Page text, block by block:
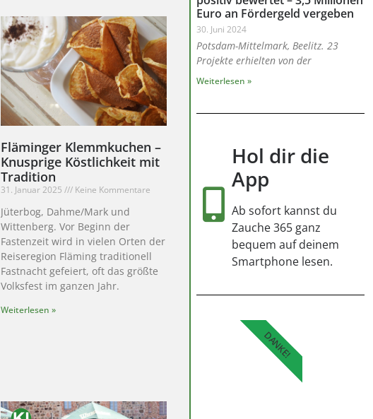
Fläminger Klemmkuchen –
Knusprige Köstlichkeit mit
Tradition
31. Januar 2025 Keine Kommentare
Jüterbog, Dahme/Mark und
Wittenberg. Vor Beginn der
Fastenzeit wird in vielen Orten der
Reiseregion Fläming traditionell
Fastnacht gefeiert, oft das größte
Volksfest im ganzen Jahr.
Weiterlesen »
Euro an Fördergeld vergeben
30. Juni 2024
Potsdam-Mittelmark, Beelitz. 23
Projekte erhielten von der
Weiterlesen »
Hol dir die
App
Ab sofort kannst du
Zauche 365 ganz
bequem auf deinem
Smartphone lesen.
DANKE!